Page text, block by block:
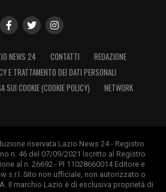
NEWS 24 CONTATTI
REDAZIONE
E TRATTAMENTO DEI DATI PERSONALI
SUI COOKIE (COOKIE POLICY)
NETWORK
riservata Lazio News 24 - Registro
n. 46 del 07/09/2021 Iscritto al Registro
al n. 26692 - PI 11028660014 Editore e
s.r.l. Sito non ufficiale, non autorizzato o
Il marchio Lazio è di esclusiva proprietà di